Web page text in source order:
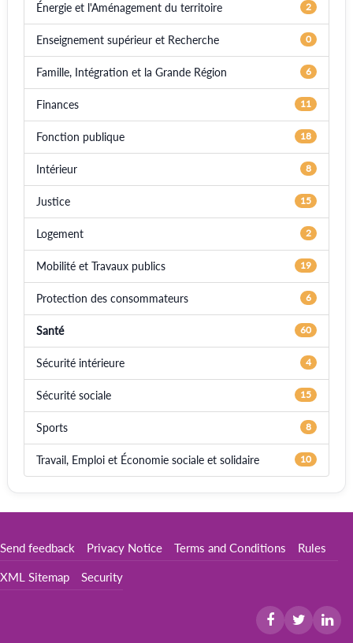
Énergie et l'Aménagement du territoire 2
Enseignement supérieur et Recherche 0
Famille, Intégration et la Grande Région 6
Finances 11
Fonction publique 18
Intérieur 8
Justice 15
Logement 2
Mobilité et Travaux publics 19
Protection des consommateurs 6
Santé 60
Sécurité intérieure 4
Sécurité sociale 15
Sports 8
Travail, Emploi et Économie sociale et solidaire 10
Send feedback Privacy Notice Terms and Conditions Rules
XML Sitemap Security